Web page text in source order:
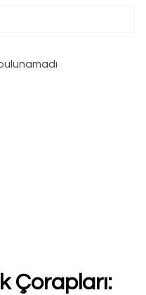
Çorapları: